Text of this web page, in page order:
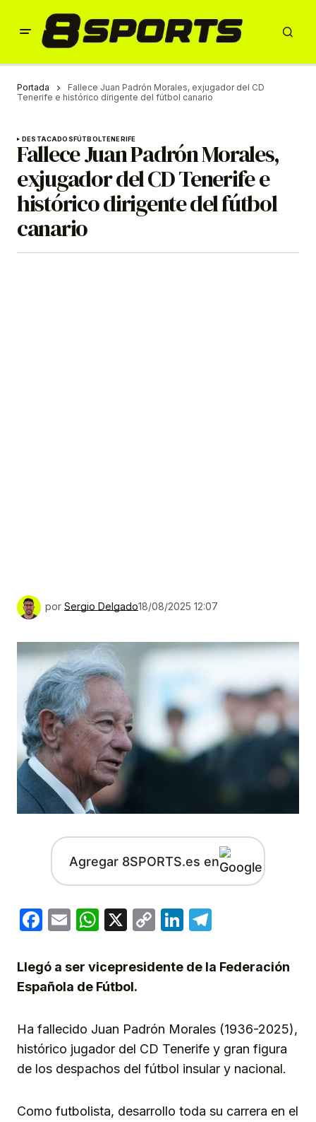
Portada
Fallece Juan Padrón Morales, exjugador del CD
Tenerife e histórico dirigente del fútbol canario
DESTACADOSFÚTBOLTENERIFE
Fallece Juan Padrón Morales,
exjugador del CD Tenerife e
histórico dirigente del fútbol
canario
por Sergio Delgado18/08/2025 12:07
Agregar 8SPORTS.es en
Facebook
EmailWhatsApp
X
CopyLinkedIn
Llegó a ser vicepresidente de la Federación
Española de Fútbol.
Ha fallecido Juan Padrón Morales (1936-2025),
histórico jugador del CD Tenerife y gran figura
de los despachos del fútbol insular y nacional.
Como futbolista, desarrollo toda su carrera en el